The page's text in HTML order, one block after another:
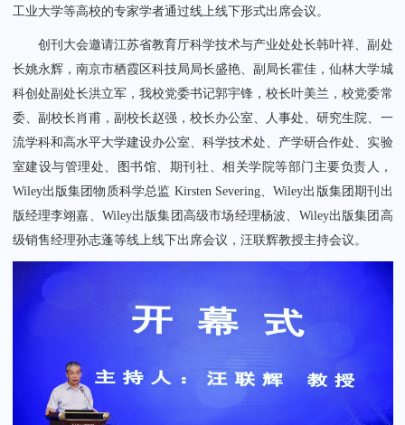
工业大学等高校的专家学者通过线上线下形式出席会议。
创刊大会邀请江苏省教育厅科学技术与产业处处长韩叶祥、副处
长姚永辉，南京市栖霞区科技局局长盛艳、副局长霍佳，仙林大学城
科创处副处长洪立军，我校党委书记郭宇锋，校长叶美兰，校党委常
委、副校长肖甫，副校长赵强，校长办公室、人事处、研究生院、一
流学科和高水平大学建设办公室、科学技术处、产学研合作处、实验
室建设与管理处、图书馆、期刊社、相关学院等部门主要负责人，
Wiley出版集团物质科学总监 Kirsten Severing、Wiley出版集团期刊出
版经理李翊嘉、Wiley出版集团高级市场经理杨波、Wiley出版集团高
级销售经理孙志蓬等线上线下出席会议，汪联辉教授主持会议。